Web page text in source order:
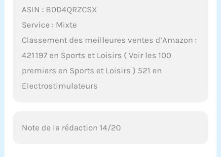
ASIN : B0D4QRZCSX
Service : Mixte
Classement des meilleures ventes d’Amazon :
421 197 en Sports et Loisirs ( Voir les 100
premiers en Sports et Loisirs ) 521 en
Electrostimulateurs
Note de la rédaction 14/20